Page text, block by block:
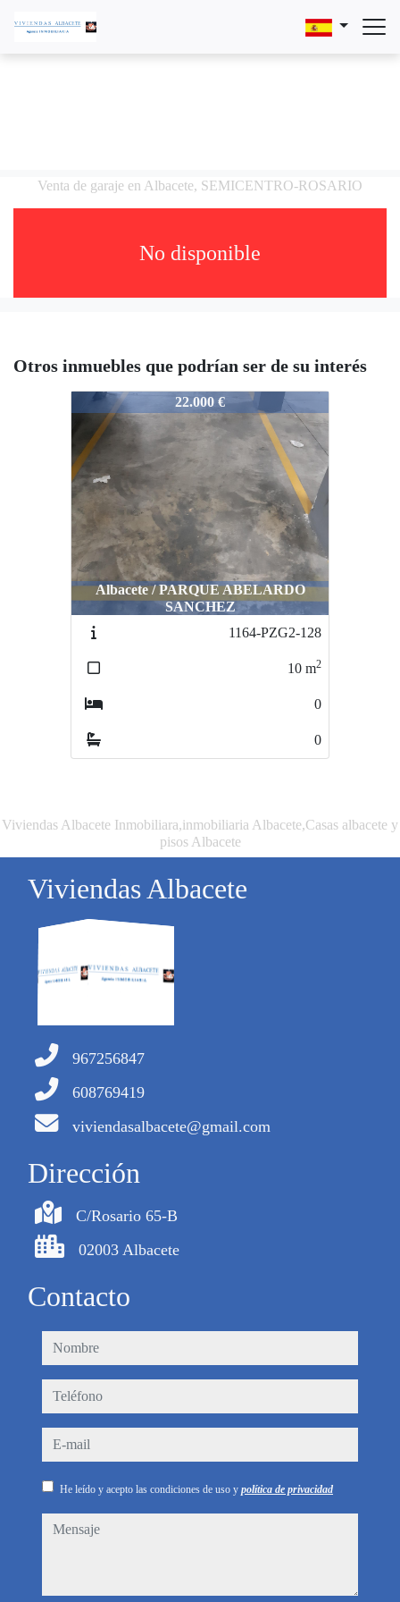
Venta de garaje en Albacete, SEMICENTRO-ROSARIO
No disponible
Otros inmuebles que podrían ser de su interés
1168-VG-111
22.000 €
Albacete / PARQUE ABELARDO
SANCHEZ
1164-PZG2-128
10 m2
0
0
Viviendas Albacete Inmobiliara,inmobiliaria Albacete,Casas albacete y
pisos Albacete
Viviendas Albacete
967256847
608769419
viviendasalbacete@gmail.com
Dirección
C/Rosario 65-B
02003 Albacete
Contacto
nombre
teléfono
e-mail
He leído y acepto las condiciones de uso y política de privacidad
mensaje